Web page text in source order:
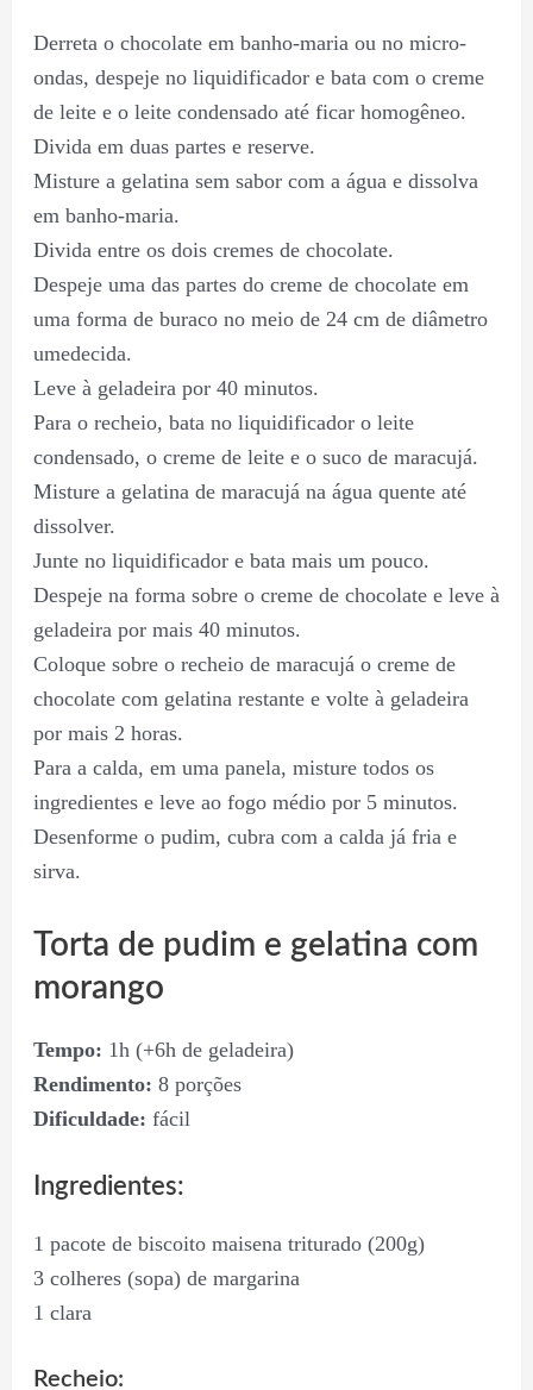
Derreta o chocolate em banho-maria ou no micro-
ondas, despeje no liquidificador e bata com o creme
de leite e o leite condensado até ficar homogêneo.
Divida em duas partes e reserve.
Misture a gelatina sem sabor com a água e dissolva
em banho-maria.
Divida entre os dois cremes de chocolate.
Despeje uma das partes do creme de chocolate em
uma forma de buraco no meio de 24 cm de diâmetro
umedecida.
Leve à geladeira por 40 minutos.
Para o recheio, bata no liquidificador o leite
condensado, o creme de leite e o suco de maracujá.
Misture a gelatina de maracujá na água quente até
dissolver.
Junte no liquidificador e bata mais um pouco.
Despeje na forma sobre o creme de chocolate e leve à
geladeira por mais 40 minutos.
Coloque sobre o recheio de maracujá o creme de
chocolate com gelatina restante e volte à geladeira
por mais 2 horas.
Para a calda, em uma panela, misture todos os
ingredientes e leve ao fogo médio por 5 minutos.
Desenforme o pudim, cubra com a calda já fria e
sirva.
Torta de pudim e gelatina com
morango
Tempo: 1h (+6h de geladeira)
Rendimento: 8 porções
Dificuldade: fácil
Ingredientes:
1 pacote de biscoito maisena triturado (200g)
3 colheres (sopa) de margarina
1 clara
Recheio: